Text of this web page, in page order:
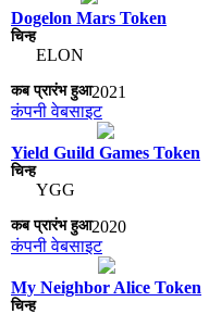
Dogelon Mars Token
ELON
2021
कंपनी वेबसाइट
Yield Guild Games Token
YGG
2020
कंपनी वेबसाइट
My Neighbor Alice Token